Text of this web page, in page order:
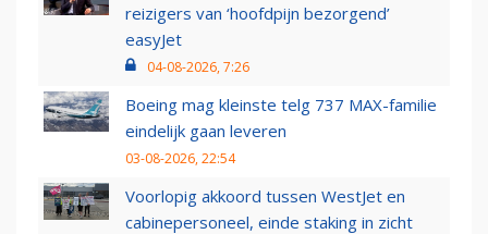
reizigers van ‘hoofdpijn bezorgend’
easyJet
04-08-2026, 7:26
Boeing mag kleinste telg 737 MAX-familie
eindelijk gaan leveren
03-08-2026, 22:54
Voorlopig akkoord tussen WestJet en
cabinepersoneel, einde staking in zicht